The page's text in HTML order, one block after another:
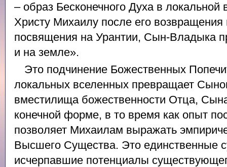
– образ Бесконечного Духа в
Христу Михаилу после его возвращения
посвящения на Урантии, Сын-Владыка
и на земле».
Это подчинение Божественных
локальных вселенных превращает
вместилища божественности Отца,
конечной форме, в то время как опыт
позволяет Михаилам выражать
Высшего Существа. Это единственные
исчерпавшие потенциалы